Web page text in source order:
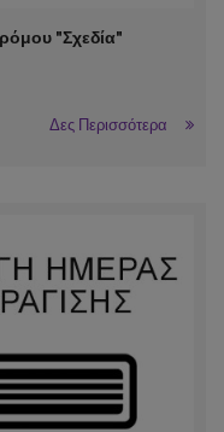
"Σχεδία"
Δες Περισσότερα